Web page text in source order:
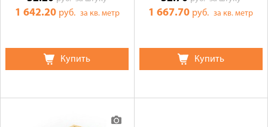
1 642.20 руб. за кв. метр
Купить
1 667.70 руб.за кв. метр
Купить